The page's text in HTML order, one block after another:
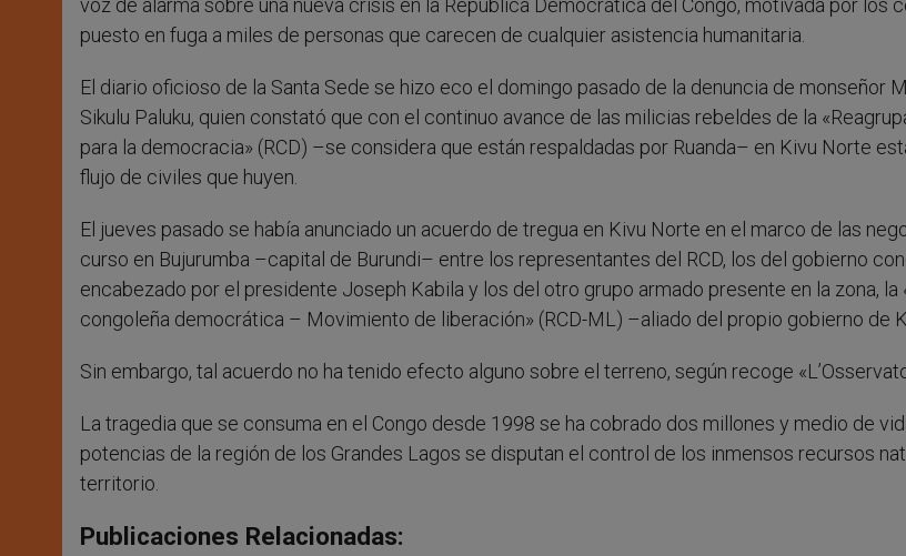
voz de alarma sobre una nueva crisis en la República Democrática del Congo, motivada por los
puesto en fuga a miles de personas que carecen de cualquier asistencia humanitaria.
El diario oficioso de la Santa Sede se hizo eco el domingo pasado de la denuncia de monseñor
Sikulu Paluku, quien constató que con el continuo avance de las milicias rebeldes de la
para la democracia» (RCD) –se considera que están respaldadas por Ruanda– en Kivu Norte
flujo de civiles que huyen.
El jueves pasado se había anunciado un acuerdo de tregua en Kivu Norte en el marco de las
curso en Bujurumba –capital de Burundi– entre los representantes del RCD, los del gobierno
encabezado por el presidente Joseph Kabila y los del otro grupo armado presente en la zona, la
congoleña democrática – Movimiento de liberación» (RCD-ML) –aliado del propio gobierno de
Sin embargo, tal acuerdo no ha tenido efecto alguno sobre el terreno, según recoge
La tragedia que se consuma en el Congo desde 1998 se ha cobrado dos millones y medio de
potencias de la región de los Grandes Lagos se disputan el control de los inmensos recursos
territorio.
Publicaciones Relacionadas: